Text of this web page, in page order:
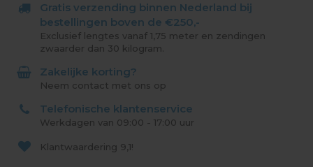
Gratis verzending binnen Nederland bij
bestellingen boven de €250,-
Exclusief lengtes vanaf 1,75 meter en zendingen
zwaarder dan 30 kilogram.
Zakelijke korting?
Neem contact met ons op
Telefonische klantenservice
Werkdagen van 09:00 - 17:00 uur
Klantwaardering 9,1!